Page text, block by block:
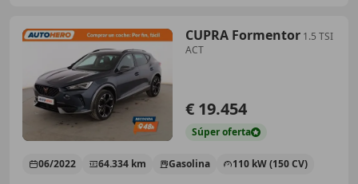
CUPRA Formentor 1.5 TSI
ACT
€ 19.454
Súperoferta
06/2022 64.334 km Gasolina 110 kW (150 CV)